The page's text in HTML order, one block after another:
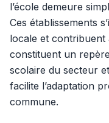
l’école demeure
Ces établissements
locale et contribuent
constituent un
scolaire du secteur
facilite l’adaptation
commune.